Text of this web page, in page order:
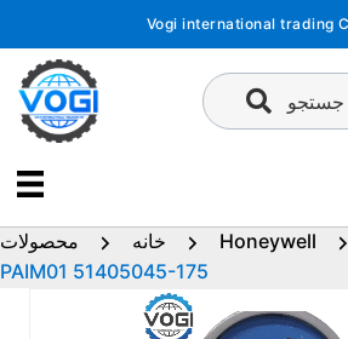
محتوا
Vogi international trading
جستجو
خانه محصولات Honeywell
PAIM01 51405045-175